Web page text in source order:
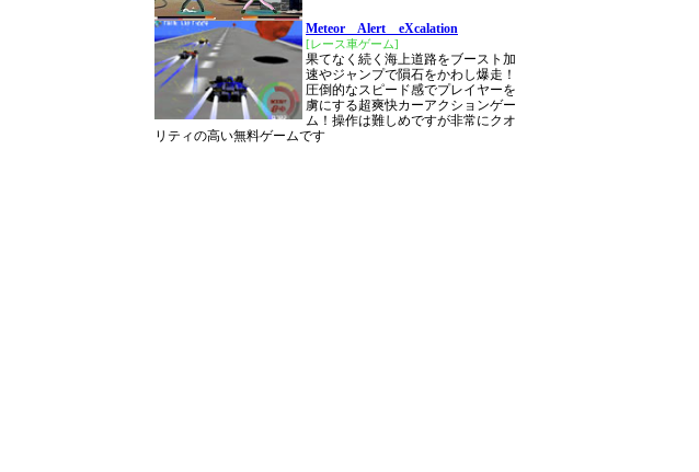
Meteor Alert eXcalation
[レース車ゲーム]
果てなく続く海上道路をブースト加
速やジャンプで隕石をかわし爆走！
圧倒的なスピード感でプレイヤーを
虜にする超爽快カーアクションゲー
ム！操作は難しめですが非常にクオ
リティの高い無料ゲームです